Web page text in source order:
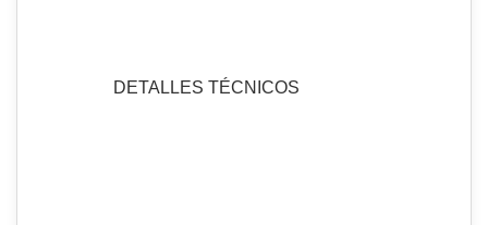
DETALLES TÉCNICOS